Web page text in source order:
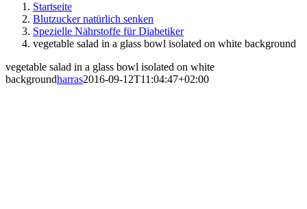
Startseite
Blutzucker natürlich senken
Spezielle Nährstoffe für Diabetiker
vegetable salad in a glass bowl isolated on white background
vegetable salad in a glass bowl isolated on white
backgroundharras2016-09-12T11:04:47+02:00